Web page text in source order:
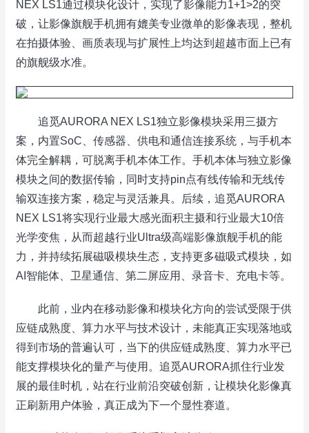
NEX LS1通过模块化设计，实现了影像能力1+1>2的突
破，让影像旗舰手机拥有媲美专业微单的影像表现，整机
在拍摄体验、画质表现与扩展性上均达到超越市面上已有
的旗舰级水准。
追觅AURORA NEX LS1独立影像模块采用三摄方
案，内置SoC、传感器、供电和通信连接系统，与手机本
体完全解耦，可脱离手机本体工作。手机本体与独立影像
模块之间的数据传输，同时支持pin点有线传输和无线传
输双连接方案，稳定与灵活兼具。后续，追觅AURORA
NEX LS1将实现行业最大感光面积主摄和行业最大10倍
光学变焦，从而超越行业Ultra级高端影像旗舰手机的能
力，并持续拓展磁吸模块生态，支持更多磁吸式模块，如
AI智能体、卫星通信、第二屏应用、录音卡、充电卡等。
此前，业内在移动影像和模块化方向的尝试受限于供
应链成熟度、算力水平与技术设计，未能真正实现落地或
得到市场的普遍认可，当下的供应链成熟度、算力水平已
能支撑模块化的量产与使用。追觅AURORA抓住行业发
展的最佳时机，站在行业前沿突破创新，让模块化影像真
正刷新用户体验，真正成为下一个显性赛道。